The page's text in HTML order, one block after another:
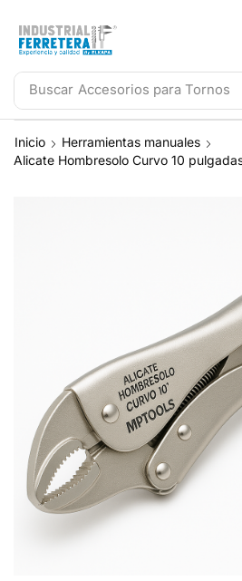
Buscar Accesorios para Tornos
Inicio
Herramientas manuales
Alicate Hombresolo Curvo 10